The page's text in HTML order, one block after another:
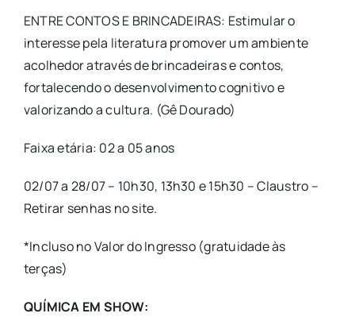
ENTRE CONTOS E BRINCADEIRAS: Estimular o
interesse pela literatura promover um ambiente
acolhedor através de brincadeiras e contos,
fortalecendo o desenvolvimento cognitivo e
valorizando a cultura. (Gê Dourado)
Faixa etária: 02 a 05 anos
02/07 a 28/07 – 10h30, 13h30 e 15h30 – Claustro –
Retirar senhas no site.
*Incluso no Valor do Ingresso (gratuidade às
terças)
QUÍMICA EM SHOW: